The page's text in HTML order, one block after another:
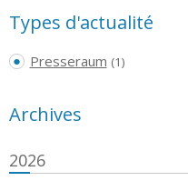
Types d'actualité
Presseraum (1)
Archives
2026